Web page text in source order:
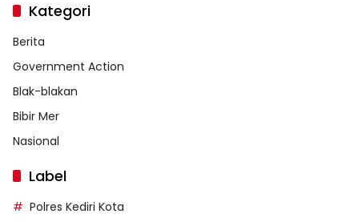
Kategori
Berita
Government Action
Blak-blakan
Bibir Mer
Nasional
Label
Polres Kediri Kota